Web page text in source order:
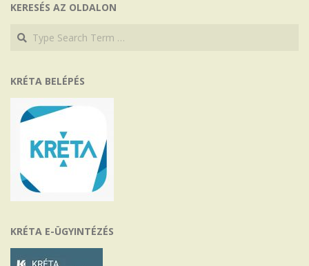
KERESÉS AZ OLDALON
Search
Search
KRÉTA BELÉPÉS
KRÉTA E-ÜGYINTÉZÉS